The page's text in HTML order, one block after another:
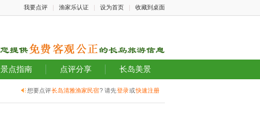
我要点评 渔家乐认证 设为首页 收藏到桌面
景点指南 点评分享 长岛美景
想要点评长岛清雅渔家民宿? 请先登录或快速注册